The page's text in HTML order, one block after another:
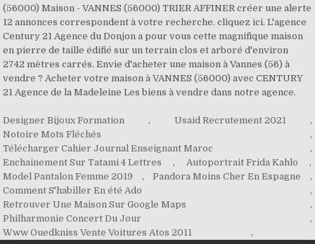
(56000) Maison - VANNES (56000) TRIER AFFINER créer une alerte
12 annonces correspondent à votre recherche. cliquez ici. L'agence
Century 21 Agence du Donjon a pour vous cette magnifique maison
en pierre de taille édifié sur un terrain clos et arboré d'environ
2742 mètres carrés. Envie d'acheter une maison à Vannes (56) à
vendre ? Acheter votre maison à VANNES (56000) avec CENTURY
21 Agence de la Madeleine Les biens à vendre dans notre agence.
Designer Bijoux Formation , Usaid Recrutement 2021
,
Notoire Mots Fléchés
,
Télécharger Cahier Journal Enseignant Maroc
,
Enchainement Sur Tatami 4 Lettres
, Autoportrait Frida Kahlo
,
Model Pantalon Femme 2019
, Pandora Moins Cher En Espagne
,
Comment S'habiller En été Ado
,
Retrouver Une Maison Sur Google Maps
,
Philharmonie Concert Du Jour
,
Www Ouedkniss Vente Voitures Atos 2011
,